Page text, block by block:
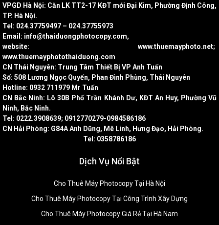
VPGD Hà Nội: Căn LK TT2-17 KĐT mới Đại Kim, Phường Định Công,
TP. Hà Nội.
Tel: 024.37759497 – 024.37755973
Email: info@thaiduongphotocopy.com,
website: www.thuemayphoto.net;
www.thuemayphotothaiduong.com
CN Thái Nguyên: Trung Tâm Thiết Bị VP Anh Tuấn
Số: 508 Lương Ngọc Quyến, Phan Đình Phùng, Thái Nguyên
Hotline: 0932 711979 Mr Tuấn
CN Bắc Ninh: Lô 30B Phố Trần Khánh Dư, KĐT An Huy, Phường Vũ
Ninh, Bắc Ninh.
Tel: 0222.3908639; 0912770279-0984586186
CN Hải Phòng: G84A Anh Dũng, Mê Linh, Hưng Đạo, Hải Phòng.
Tel: 0358786186
Dịch Vụ Nổi Bật
Cho Thuê Máy Photocopy Tại Hà Nội
Cho Thuê Máy Photocopy Tại Công Trình Xây Dựng
Cho Thuê Máy Photocopy Giá Rẻ Tại Hà Nam